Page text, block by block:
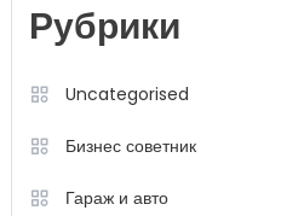
Рубрики
Uncategorised
Бизнес советник
Гараж и авто